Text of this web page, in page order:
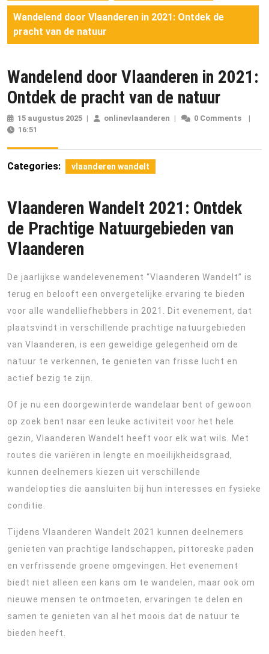
Wandelend door Vlaanderen in 2021: Ontdek de
pracht van de natuur
Wandelend door Vlaanderen in 2021:
Ontdek de pracht van de natuur
15 augustus 2025 15
| onlinevlaanderen onlinevlaanderen
| 0 Comments
|
16:51
Categories: vlaanderen wandelt
Vlaanderen Wandelt 2021: Ontdek
de Prachtige Natuurgebieden van
Vlaanderen
De jaarlijkse wandelevenement “Vlaanderen Wandelt” is
terug en belooft een onvergetelijke ervaring te bieden
voor alle wandelliefhebbers in 2021. Dit evenement, dat
plaatsvindt in verschillende prachtige natuurgebieden
van Vlaanderen, is een geweldige gelegenheid om de
natuur te verkennen, te genieten van frisse lucht en
actief bezig te zijn.
Of je nu een doorgewinterde wandelaar bent of gewoon
op zoek bent naar een leuke activiteit voor het hele
gezin, Vlaanderen Wandelt heeft voor elk wat wils. Met
routes die variëren in lengte en moeilijkheidsgraad,
kunnen deelnemers kiezen uit verschillende
wandelopties die aansluiten bij hun interesses en fysieke
conditie.
Tijdens Vlaanderen Wandelt 2021 kunnen deelnemers
genieten van prachtige landschappen, pittoreske paden
en verfrissende groene omgevingen. Het evenement
biedt niet alleen een kans om te wandelen, maar ook om
nieuwe mensen te ontmoeten, ervaringen te delen en
samen te genieten van al het moois dat de natuur te
bieden heeft.